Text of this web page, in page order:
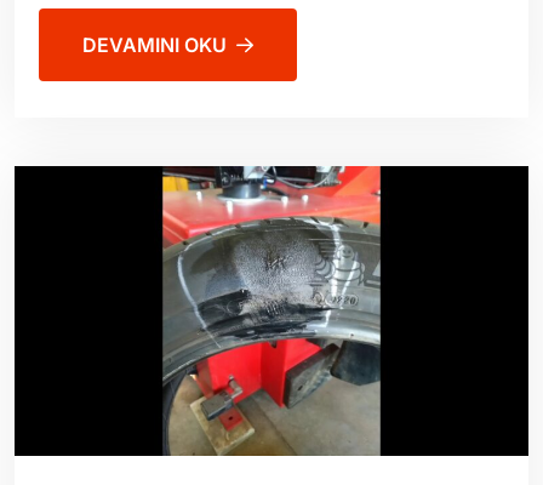
DEVAMINI OKU